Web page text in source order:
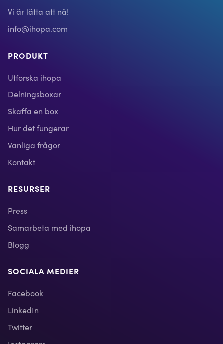
Vi är lätta att nå!
info@ihopa.com
PRODUKT
Utforska ihopa
Delningsboxar
Skaffa en box
Hur det fungerar
Vanliga frågor
Kontakt
RESURSER
Press
Samarbeta med ihopa
Blogg
SOCIALA MEDIER
Facebook
LinkedIn
Twitter